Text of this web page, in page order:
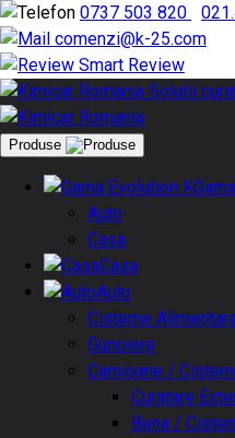
0737 503 820
comenzi@k-25.com
Smart Review
Produse
Auto
Casa
Casa
Auto
Cisterne
Gunoiere
Camioane /
Curatare
Bena /